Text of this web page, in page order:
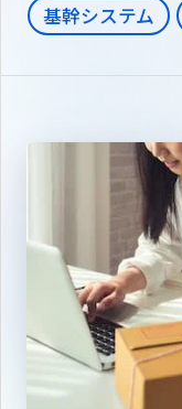
基幹システム